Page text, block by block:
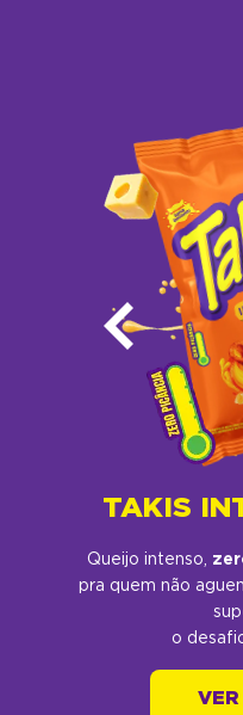
TAKIS
Queijo intenso,
pra quem não
o